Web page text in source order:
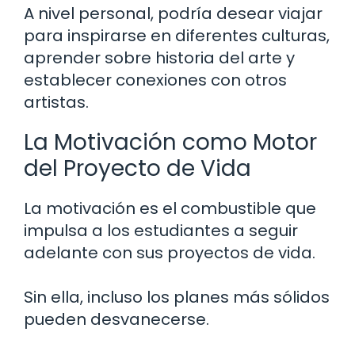
A nivel personal, podría desear viajar
para inspirarse en diferentes culturas,
aprender sobre historia del arte y
establecer conexiones con otros
artistas.
La Motivación como Motor
del Proyecto de Vida
La motivación es el combustible que
impulsa a los estudiantes a seguir
adelante con sus proyectos de vida.
Sin ella, incluso los planes más sólidos
pueden desvanecerse.